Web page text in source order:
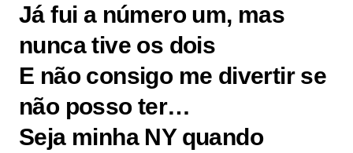
Já fui a número um, mas
nunca tive os dois
E não consigo me divertir se
não posso ter…
Seja minha NY quando